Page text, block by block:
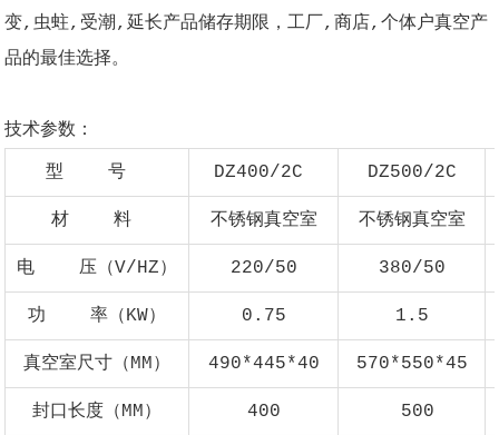
变,虫蛀,受潮,延长产品储存期限，工厂,商店,个体户真空产
品的最佳选择。
技术参数：
型 号 DZ400/2C DZ500/2C
材 料 不锈钢真空室 不锈钢真空室
电 压（V/HZ） 220/50 380/50
功 率（KW） 0.75 1.5
真空室尺寸（MM） 490*445*40 570*550*45
封口长度（MM） 400 500